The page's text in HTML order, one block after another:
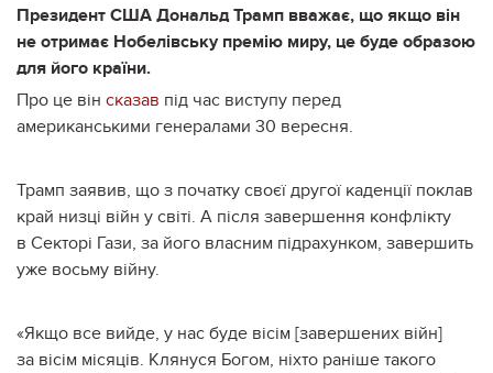
Президент США Дональд Трамп вважає, що якщо він
не отримає Нобелівську премію миру, це буде образою
для його країни.
Про це він сказав під час виступу перед
американськими генералами 30 вересня.
Трамп заявив, що з початку своєї другої каденції поклав
край низці війн у світі. А після завершення конфлікту
в Секторі Гази, за його власним підрахунком, завершить
уже восьму війну.
«Якщо все вийде, у нас буде вісім [завершених війн]
за вісім місяців. Клянуся Богом, ніхто раніше такого